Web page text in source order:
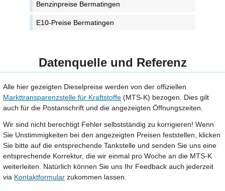
Benzinpreise Bermatingen
E10-Preise Bermatingen
Datenquelle und Referenz
Alle hier gezeigten Dieselpreise werden von der offiziellen
Markttransparenzstelle für Kraftstoffe (MTS-K) bezogen. Dies gilt
auch für die Postanschrift und die angezeigten Öffnungszeiten.
Wir sind nicht berechtigt Fehler selbstständig zu korrigieren! Wenn
Sie Unstimmigkeiten bei den angezeigten Preisen feststellen, klicken
Sie bitte auf die entsprechende Tankstelle und senden Sie uns eine
entsprechende Korrektur, die wir einmal pro Woche an die MTS-K
weiterleiten. Natürlich können Sie uns Ihr Feedback auch jederzeit
via Kontaktformular zukommen lassen.